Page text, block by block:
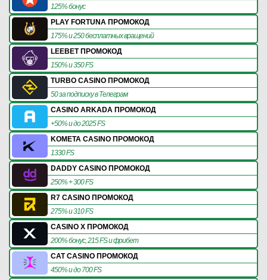
125% бонус
PLAY FORTUNA ПРОМОКОД
175% и 250 бесплатных вращений
LEEBET ПРОМОКОД
150% и 350 FS
TURBO CASINO ПРОМОКОД
50 за подписку в Телеграм
CASINO ARKADA ПРОМОКОД
+50% и до 2025 FS
KOMETA CASINO ПРОМОКОД
1330 FS
DADDY CASINO ПРОМОКОД
250% + 300 FS
R7 CASINO ПРОМОКОД
275% и 310 FS
CASINO X ПРОМОКОД
200% бонус, 215 FS и фрибет
CAT CASINO ПРОМОКОД
450% и до 700 FS